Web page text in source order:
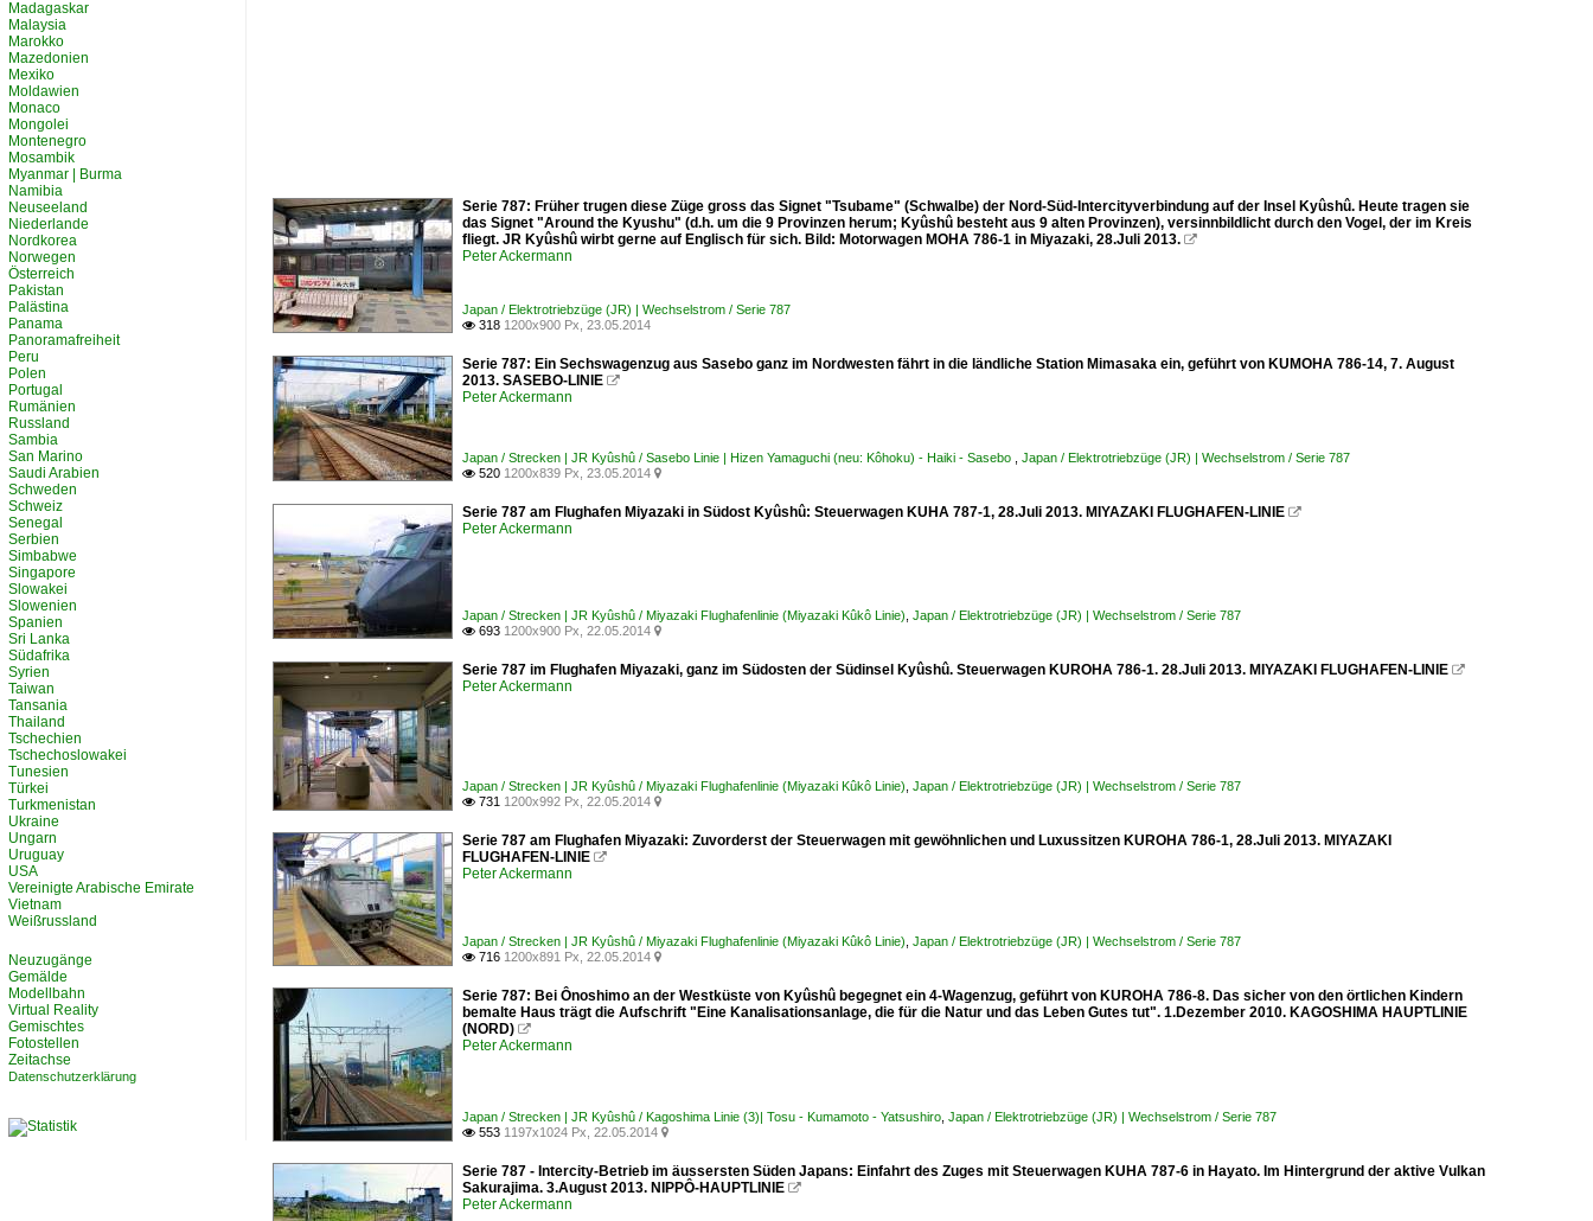
Serie 787: Früher trugen diese Züge gross das Signet "Tsubame" (Schwalbe) der Nord-Süd-Intercityverbindung auf der Insel Kyûshû. Heute tragen sie
das Signet "Around the Kyushu" (d.h. um die 9 Provinzen herum; Kyûshû besteht aus 9 alten Provinzen), versinnbildlicht durch den Vogel, der im Kreis
fliegt. JR Kyûshû wirbt gerne auf Englisch für sich. Bild: Motorwagen MOHA 786-1 in Miyazaki, 28.Juli 2013. 
Peter Ackermann
Japan / Elektrotriebzüge (JR) | Wechselstrom / Serie 787
 318 1200x900 Px, 23.05.2014
Serie 787: Ein Sechswagenzug aus Sasebo ganz im Nordwesten fährt in die ländliche Station Mimasaka ein, geführt von KUMOHA 786-14, 7. August
2013. SASEBO-LINIE 
Peter Ackermann
Japan / Strecken | JR Kyûshû / Sasebo Linie | Hizen Yamaguchi (neu: Kôhoku) - Haiki - Sasebo Japan / Elektrotriebzüge (JR) | Wechselstrom / Serie 787
 520 1200x839 Px, 23.05.2014 
Serie 787 am Flughafen Miyazaki in Südost Kyûshû: Steuerwagen KUHA 787-1, 28.Juli 2013. MIYAZAKI FLUGHAFEN-LINIE 
Peter Ackermann
Japan / Strecken | JR Kyûshû / Miyazaki Flughafenlinie (Miyazaki Kûkô Linie) Japan / Elektrotriebzüge (JR) | Wechselstrom / Serie 787
 693 1200x900 Px, 22.05.2014 
Serie 787 im Flughafen Miyazaki, ganz im Südosten der Südinsel Kyûshû. Steuerwagen KUROHA 786-1. 28.Juli 2013. MIYAZAKI FLUGHAFEN-LINIE 
Peter Ackermann
Japan / Strecken | JR Kyûshû / Miyazaki Flughafenlinie (Miyazaki Kûkô Linie) Japan / Elektrotriebzüge (JR) | Wechselstrom / Serie 787
 731 1200x992 Px, 22.05.2014 
Serie 787 am Flughafen Miyazaki: Zuvorderst der Steuerwagen mit gewöhnlichen und Luxussitzen KUROHA 786-1, 28.Juli 2013. MIYAZAKI
FLUGHAFEN-LINIE 
Peter Ackermann
Japan / Strecken | JR Kyûshû / Miyazaki Flughafenlinie (Miyazaki Kûkô Linie) Japan / Elektrotriebzüge (JR) | Wechselstrom / Serie 787
 716 1200x891 Px, 22.05.2014 
Serie 787: Bei Ônoshimo an der Westküste von Kyûshû begegnet ein 4-Wagenzug, geführt von KUROHA 786-8. Das sicher von den örtlichen Kindern
bemalte Haus trägt die Aufschrift "Eine Kanalisationsanlage, die für die Natur und das Leben Gutes tut". 1.Dezember 2010. KAGOSHIMA HAUPTLINIE
(NORD) 
Peter Ackermann
Japan / Strecken | JR Kyûshû / Kagoshima Linie (3)| Tosu - Kumamoto - Yatsushiro Japan / Elektrotriebzüge (JR) | Wechselstrom / Serie 787
 553 1197x1024 Px, 22.05.2014 
Serie 787 - Intercity-Betrieb im äussersten Süden Japans: Einfahrt des Zuges mit Steuerwagen KUHA 787-6 in Hayato. Im Hintergrund der aktive Vulkan
Sakurajima. 3.August 2013. NIPPÔ-HAUPTLINIE 
Peter Ackermann
Madagaskar
Malaysia
Marokko
Mazedonien
Mexiko
Moldawien
Monaco
Mongolei
Montenegro
Mosambik
Myanmar | Burma
Namibia
Neuseeland
Niederlande
Nordkorea
Norwegen
Österreich
Pakistan
Palästina
Panama
Panoramafreiheit
Peru
Polen
Portugal
Rumänien
Russland
Sambia
San Marino
Saudi Arabien
Schweden
Schweiz
Senegal
Serbien
Simbabwe
Singapore
Slowakei
Slowenien
Spanien
Sri Lanka
Südafrika
Syrien
Taiwan
Tansania
Thailand
Tschechien
Tschechoslowakei
Tunesien
Türkei
Turkmenistan
Ukraine
Ungarn
Uruguay
USA
Vereinigte Arabische Emirate
Vietnam
Weißrussland
Neuzugänge
Gemälde
Modellbahn
Virtual Reality
Gemischtes
Fotostellen
Zeitachse
Datenschutzerklärung